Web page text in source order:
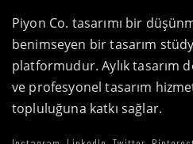
Piyon Co. tasarımı bir
benimseyen bir tasarım
platformudur. Aylık tasarım
ve profesyonel tasarım
topluluğuna katkı sağlar.